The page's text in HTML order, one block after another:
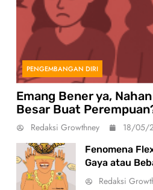
PENGEMBANGAN DIRI
Emang Bener ya,
Besar Buat
Redaksi Growthney 18/05/
Fenomena
Gaya atau
Redaksi